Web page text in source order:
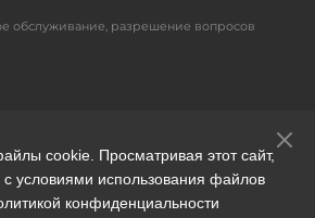
обслуживание, разрешение вопросов
cookie. Просматривая этот сайт,
с условиями использования файлов
конфиденциальности